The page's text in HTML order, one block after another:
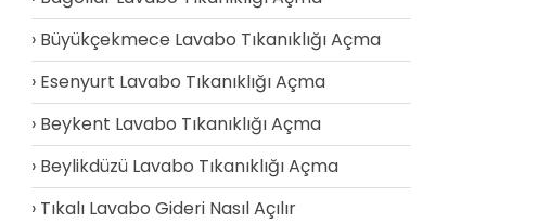
Büyükçekmece Lavabo Tıkanıklığı Açma
Esenyurt Lavabo Tıkanıklığı Açma
Beykent Lavabo Tıkanıklığı Açma
Beylikdüzü Lavabo Tıkanıklığı Açma
Tıkalı Lavabo Gideri Nasıl Açılır